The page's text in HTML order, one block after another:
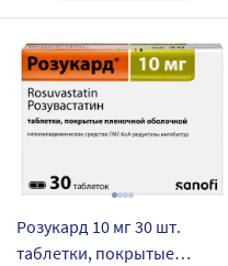
Розукард 10 мг 30 шт.
таблетки, покрытые